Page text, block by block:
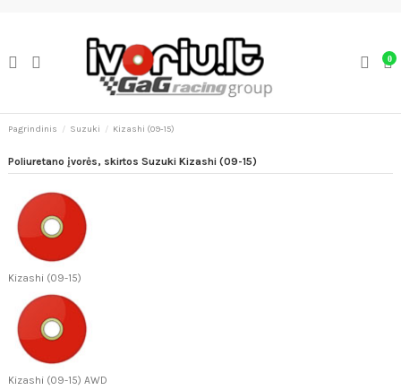
0
Pagrindinis Suzuki Kizashi (09-15)
Poliuretano įvorės, skirtos Suzuki Kizashi (09-15)
Kizashi (09-15)
Kizashi (09-15) AWD